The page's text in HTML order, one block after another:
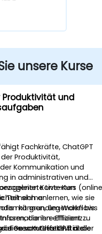
unsere Kurse
Produktivität und
Fachkräfte, ChatGPT
Produktivität,
Kommunikation und
in administrativen und
Kontexten
Teilnehmer lernen, wie sie
können, um Workflows
effizient zu
Gesamteffektivität der
Live-Kurs (online
sich an
mit grundlegenden bis
die ihre Effizienz
von ChatGPT in die
dieses Kurses sind die